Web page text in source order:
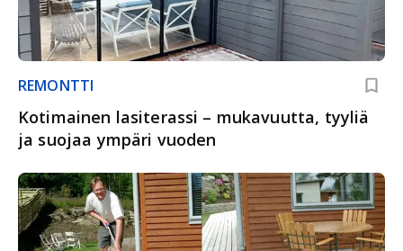
REMONTTI
Kotimainen lasiterassi – mukavuutta, tyyliä
ja suojaa ympäri vuoden